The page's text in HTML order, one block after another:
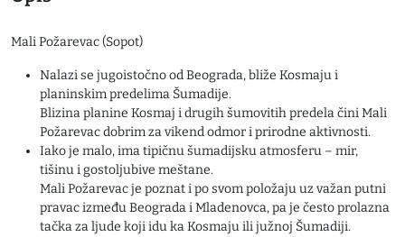
Mali Požarevac (Sopot)
Nalazi se jugoistočno od Beograda, bliže Kosmaju i
planinskim predelima Šumadije.
Blizina planine Kosmaj i drugih šumovitih predela čini Mali
Požarevac dobrim za vikend odmor i prirodne aktivnosti.
Iako je malo, ima tipičnu šumadijsku atmosferu – mir,
tišinu i gostoljubive meštane.
Mali Požarevac je poznat i po svom položaju uz važan putni
pravac između Beograda i Mladenovca, pa je često prolazna
tačka za ljude koji idu ka Kosmaju ili južnoj Šumadiji.